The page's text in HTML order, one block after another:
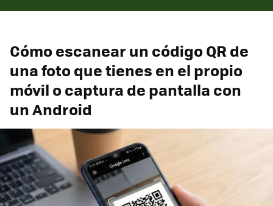
Cómo escanear un código QR de
una foto que tienes en el propio
móvil o captura de pantalla con
un Android